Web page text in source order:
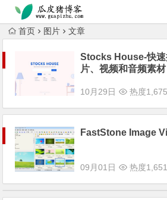
跳转到主内容
首页 图片 文章
Stocks House-快速
片、视频和音频素材
10月29日 热度
FastStone Image
09月01日 热度